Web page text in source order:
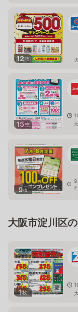
12枚
15枚
9枚
大阪市淀川区
1枚